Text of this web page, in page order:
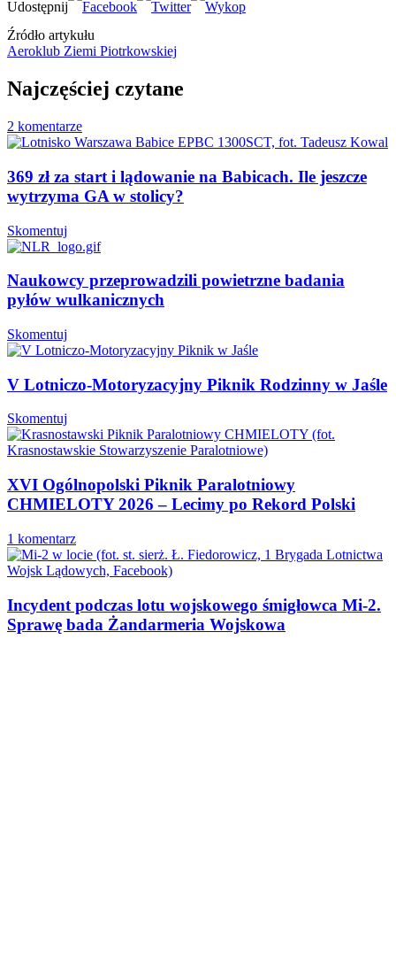
Źródło artykułu
Aeroklub Ziemi Piotrkowskiej
Najczęściej czytane
2 komentarze
369 zł za start i lądowanie na Babicach. Ile jeszcze
wytrzyma GA w stolicy?
Skomentuj
Naukowcy przeprowadzili powietrzne badania
pyłów wulkanicznych
Skomentuj
V Lotniczo-Motoryzacyjny Piknik Rodzinny w Jaśle
Skomentuj
XVI Ogólnopolski Piknik Paralotniowy
CHMIELOTY 2026 – Lecimy po Rekord Polski
1 komentarz
Incydent podczas lotu wojskowego śmigłowca Mi-2.
Sprawę bada Żandarmeria Wojskowa